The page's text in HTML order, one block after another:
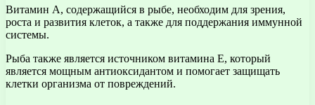
Витамин А, содержащийся в рыбе, необходим для зрения,
роста и развития клеток, а также для поддержания иммунной
системы.
Рыба также является источником витамина Е, который
является мощным антиоксидантом и помогает защищать
клетки организма от повреждений.